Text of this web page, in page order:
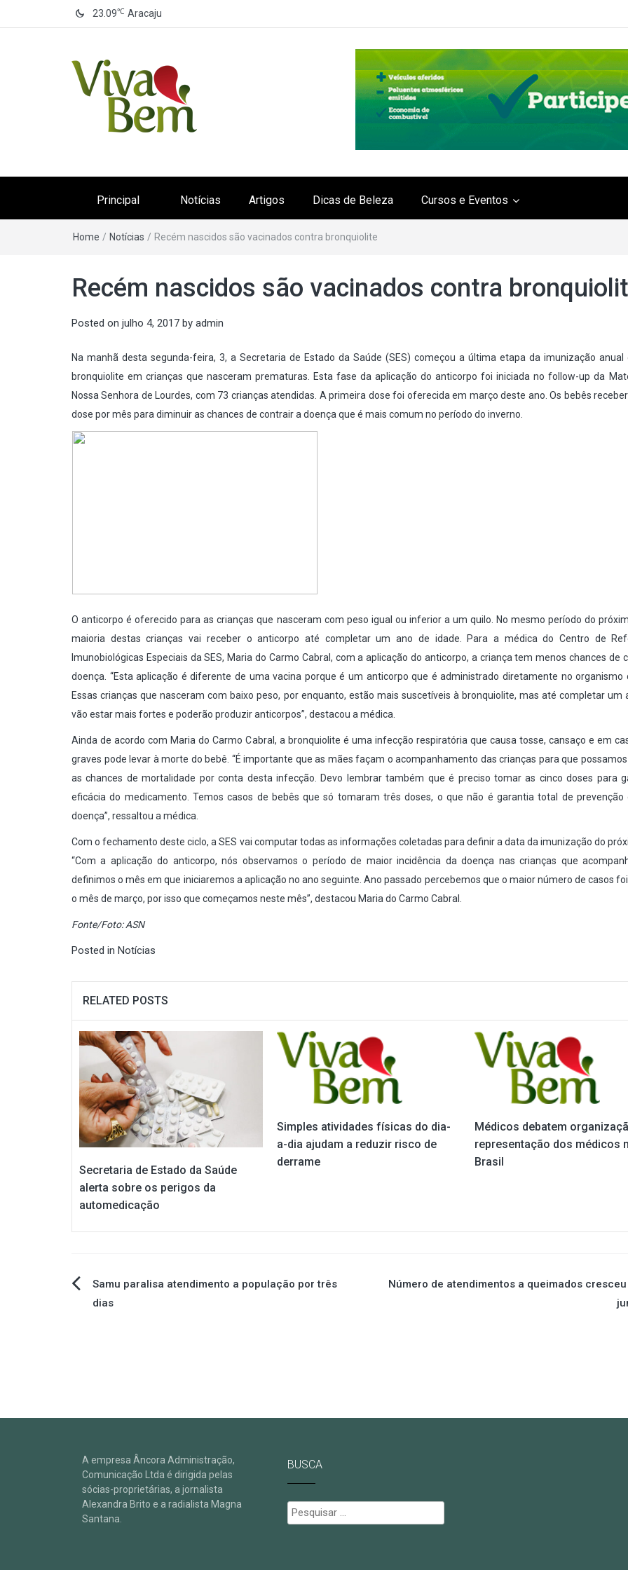
23.09℃ Aracaju
Principal Notícias Artigos Dicas de Beleza Cursos e Eventos
Home / Notícias / Recém nascidos são vacinados contra bronquiolite
Recém nascidos são vacinados contra
Posted on julho 4, 2017 by admin
Na manhã desta segunda-feira, 3, a Secretaria de Estado da Saúde (SES) começou a última etapa da imunização anual
bronquiolite em crianças que nasceram prematuras. Esta fase da aplicação do anticorpo foi iniciada no follow-up da
Nossa Senhora de Lourdes, com 73 crianças atendidas. A primeira dose foi oferecida em março deste ano. Os bebês
dose por mês para diminuir as chances de contrair a doença que é mais comum no período do inverno.
O anticorpo é oferecido para as crianças que nasceram com peso igual ou inferior a um quilo. No mesmo período do
maioria destas crianças vai receber o anticorpo até completar um ano de idade. Para a médica do Centro de
Imunobiológicas Especiais da SES, Maria do Carmo Cabral, com a aplicação do anticorpo, a criança tem menos chances de
doença. “Esta aplicação é diferente de uma vacina porque é um anticorpo que é administrado diretamente no organismo
Essas crianças que nasceram com baixo peso, por enquanto, estão mais suscetíveis à bronquiolite, mas até completar um
vão estar mais fortes e poderão produzir anticorpos”, destacou a médica.
Ainda de acordo com Maria do Carmo Cabral, a bronquiolite é uma infecção respiratória que causa tosse, cansaço e em
graves pode levar à morte do bebê. “É importante que as mães façam o acompanhamento das crianças para que
as chances de mortalidade por conta desta infecção. Devo lembrar também que é preciso tomar as cinco doses para
eficácia do medicamento. Temos casos de bebês que só tomaram três doses, o que não é garantia total de prevenção
doença”, ressaltou a médica.
Com o fechamento deste ciclo, a SES vai computar todas as informações coletadas para definir a data da imunização do
“Com a aplicação do anticorpo, nós observamos o período de maior incidência da doença nas crianças que
definimos o mês em que iniciaremos a aplicação no ano seguinte. Ano passado percebemos que o maior número de casos
o mês de março, por isso que começamos neste mês”, destacou Maria do Carmo Cabral.
Fonte/Foto: ASN
Posted in Notícias
RELATED POSTS
Secretaria de Estado da Saúde
alerta sobre os perigos da
automedicação
Simples atividades físicas do dia-
a-dia ajudam a reduzir risco de
derrame
Médicos debatem
representação dos médicos
Brasil
Navegação
Samu paralisa atendimento a população por três
dias
Número de atendimentos a queimados cresceu
A empresa Âncora Administração,
Comunicação Ltda é dirigida pelas
sócias-proprietárias, a jornalista
Alexandra Brito e a radialista Magna
Santana.
BUSCA
Pesquisar
por: